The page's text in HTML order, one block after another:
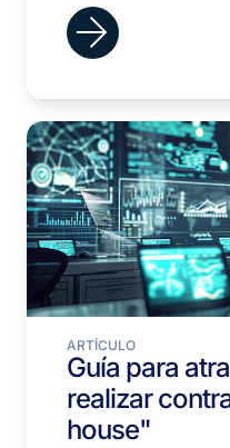
ARTÍCULO
Guía para
realizar
house"